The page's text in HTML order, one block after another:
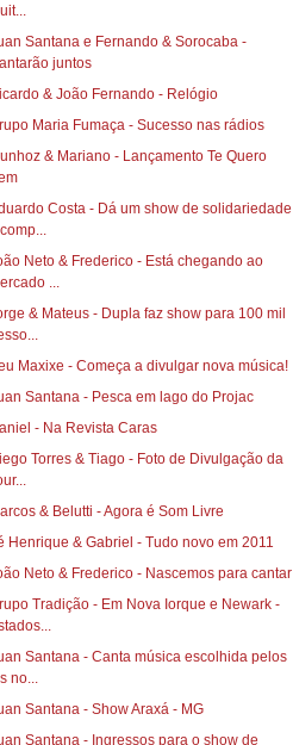
Santana e Fernando & Sorocaba -
juntos
& João Fernando - Relógio
Maria Fumaça - Sucesso nas rádios
& Mariano‏ - Lançamento Te Quero
Costa - Dá um show de solidariedade
Neto & Frederico - Está chegando ao
...
& Mateus - Dupla faz show para 100 mil
Maxixe - Começa a divulgar nova música!
Santana - Pesca em lago do Projac
- Na Revista Caras
Torres & Tiago‏ - Foto de Divulgação da
& Belutti - Agora é Som Livre
Henrique & Gabriel - Tudo novo em 2011
Neto & Frederico - Nascemos para cantar
Tradição - Em Nova Iorque e Newark -
Santana - Canta música escolhida pelos
no...
Santana - Show Araxá - MG
Santana - Ingressos para o show de